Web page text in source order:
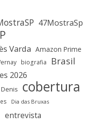
47MostraSp
Varda Amazon Prime
biografia Brasil
2026
cobertura
Dia das Bruxas
entrevista